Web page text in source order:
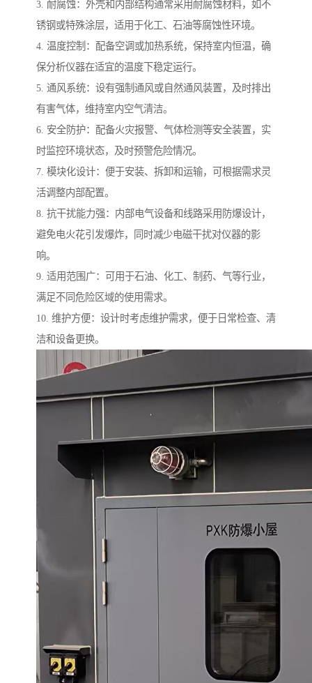
3. 耐腐蚀：外壳和内部结构通常采用耐腐蚀材料，如不
锈钢或特殊涂层，适用于化工、石油等腐蚀性环境。
4. 温度控制：配备空调或加热系统，保持室内恒温，确
保分析仪器在适宜的温度下稳定运行。
5. 通风系统：设有强制通风或自然通风装置，及时排出
有害气体，维持室内空气清洁。
6. 安全防护：配备火灾报警、气体检测等安全装置，实
时监控环境状态，及时预警危险情况。
7. 模块化设计：便于安装、拆卸和运输，可根据需求灵
活调整内部配置。
8. 抗干扰能力强：内部电气设备和线路采用防爆设计，
避免电火花引发爆炸，同时减少电磁干扰对仪器的影
响。
9. 适用范围广：可用于石油、化工、制药、气等行业，
满足不同危险区域的使用需求。
10. 维护方便：设计时考虑维护需求，便于日常检查、清
洁和设备更换。